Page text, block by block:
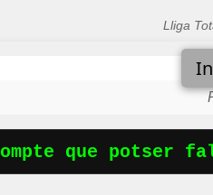
Lliga
que potser